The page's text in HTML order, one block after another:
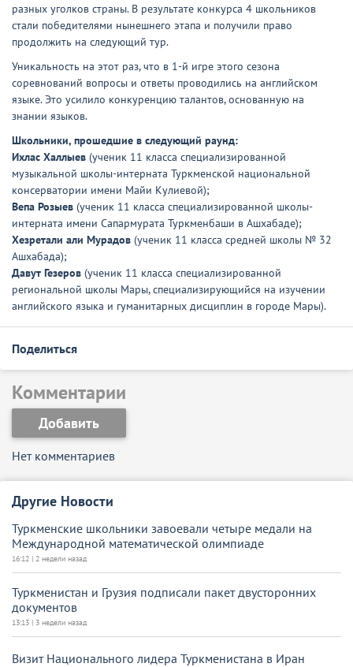
разных уголков страны. В результате конкурса 4 школьников
стали победителями нынешнего этапа и получили право
продолжить на следующий тур.
Уникальность на этот раз, что в 1-й игре этого сезона
соревнований вопросы и ответы проводились на английском
языке. Это усилило конкуренцию талантов, основанную на
знании языков.
Школьники, прошедшие в следующий раунд:
Ихлас Халлыев (ученик 11 класса специализированной
музыкальной школы-интерната Туркменской национальной
консерватории имени Майи Кулиевой);
Вепа Розыев (ученик 11 класса специализированной школы-
интерната имени Сапармурата Туркменбаши в Ашхабаде);
Хезретали али Мурадов (ученик 11 класса средней школы № 32
Ашхабада);
Давут Гезеров (ученик 11 класса специализированной
региональной школы Мары, специализирующийся на изучении
английского языка и гуманитарных дисциплин в городе Мары).
Поделиться
Другие Новости
Туркменские школьники завоевали четыре медали на
Международной математической олимпиаде
16:12 | 2 недели назад
Туркменистан и Грузия подписали пакет двусторонних
документов
13:13 | 3 недели назад
Визит Национального лидера Туркменистана в Иран
Комментарии
Добавить
Нет комментариев